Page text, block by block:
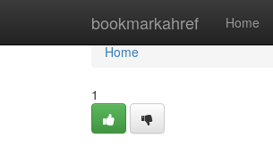
bookmarkahref Home
Home
Home
1